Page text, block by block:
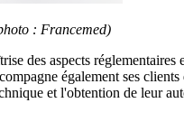
: Francemed)
des aspects réglementaires
également ses
et l'obtention de leur